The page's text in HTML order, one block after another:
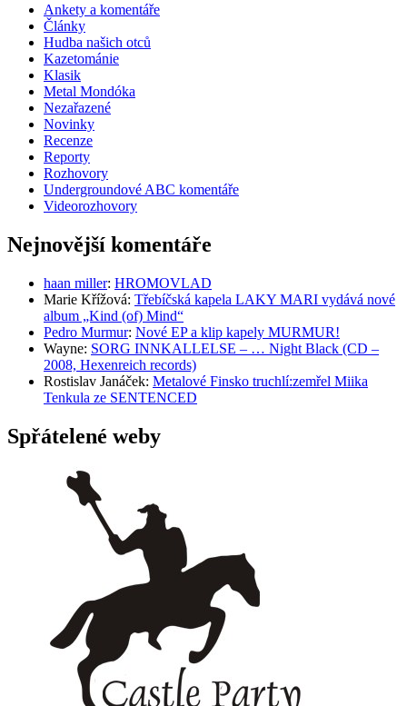
Ankety a komentáře
Články
Hudba našich otců
Kazetománie
Klasik
Metal Mondóka
Nezařazené
Novinky
Recenze
Reporty
Rozhovory
Undergroundové ABC komentáře
Videorozhovory
Nejnovější komentáře
haan miller: HROMOVLAD
Marie Křížová: Třebíčská kapela LAKY MARI vydává nové
album „Kind (of) Mind“
Pedro Murmur: Nové EP a klip kapely MURMUR!
Wayne: SORG INNKALLELSE – … Night Black (CD –
2008, Hexenreich records)
Rostislav Janáček: Metalové Finsko truchlí:zemřel Miika
Tenkula ze SENTENCED
Spřátelené weby